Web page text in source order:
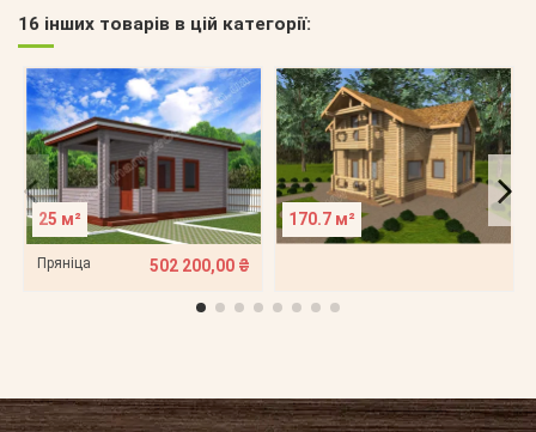
16 інших товарів в цій категорії:
25 м²
Пряніца 502 200,00 ₴
170.7 м²